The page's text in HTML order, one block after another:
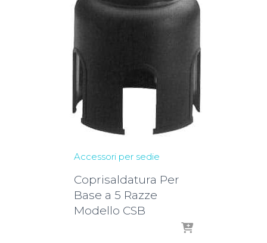
Accessori per sedie
Coprisaldatura Per
Base a 5 Razze
Modello CSB